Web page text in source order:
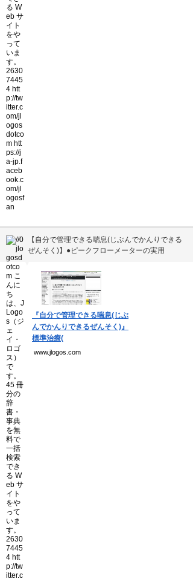
【自分で管理できる喘息(じぶんでかんりできる
ぜんそく)】●ピークフローメーターの実用
『自分で管理できる喘息(じぶ
んでかんりできるぜんそく)』
標準治療(
www.jlogos.com